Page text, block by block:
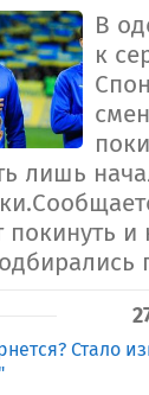
В
к
лишь
покинуть
Стало